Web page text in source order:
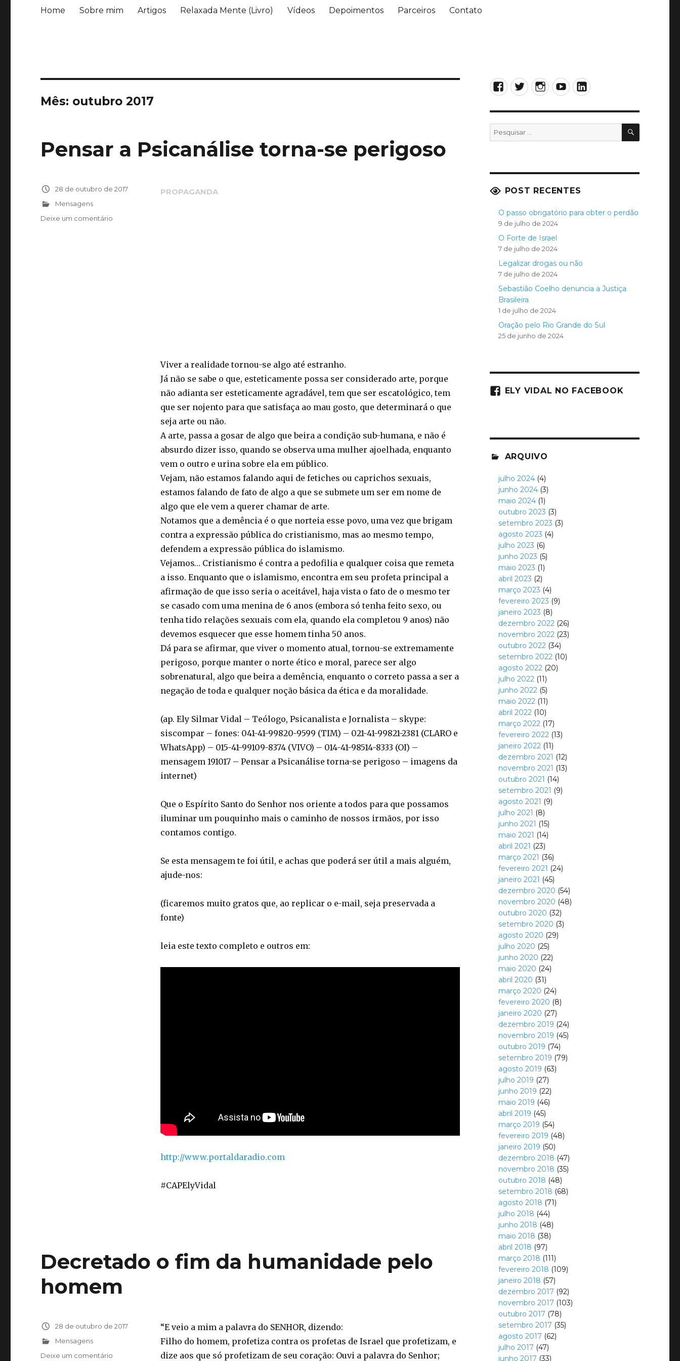
Home Sobre mim Artigos Relaxada Mente (Livro) Vídeos Depoimentos Parceiros Contato
Mês: outubro 2017
Pensar a Psicanálise torna-se perigoso
Viver a realidade tornou-se algo até estranho.
Já não se sabe o que, esteticamente possa ser considerado arte, porque
não adianta ser esteticamente agradável, tem que ser escatológico, tem
que ser nojento para que satisfaça ao mau gosto, que determinará o que
seja arte ou não.
A arte, passa a gosar de algo que beira a condição sub-humana, e não é
absurdo dizer isso, quando se observa uma mulher ajoelhada, enquanto
vem o outro e urina sobre ela em público.
Vejam, não estamos falando aqui de fetiches ou caprichos sexuais,
estamos falando de fato de algo a que se submete um ser em nome de
algo que ele vem a querer chamar de arte.
Notamos que a demência é o que norteia esse povo, uma vez que brigam
contra a expressão pública do cristianismo, mas ao mesmo tempo,
defendem a expressão pública do islamismo.
Vejamos… Cristianismo é contra a pedofilia e qualquer coisa que remeta
a isso. Enquanto que o islamismo, encontra em seu profeta principal a
afirmação de que isso seria o aceitável, haja vista o fato de o mesmo ter
se casado com uma menina de 6 anos (embora só tenha feito sexo, ou
tenha tido relações sexuais com ela, quando ela completou 9 anos) não
devemos esquecer que esse homem tinha 50 anos.
Dá para se afirmar, que viver o momento atual, tornou-se extremamente
perigoso, porque manter o norte ético e moral, parece ser algo
sobrenatural, algo que beira a demência, enquanto o correto passa a ser a
negação de toda e qualquer noção básica da ética e da moralidade.
(ap. Ely Silmar Vidal – Teólogo, Psicanalista e Jornalista – skype:
siscompar – fones: 041-41-99820-9599 (TIM) – 021-41-99821-2381 (CLARO e
WhatsApp) – 015-41-99109-8374 (VIVO) – 014-41-98514-8333 (OI) –
mensagem 191017 – Pensar a Psicanálise torna-se perigoso – imagens da
internet)
Que o Espírito Santo do Senhor nos oriente a todos para que possamos
iluminar um pouquinho mais o caminho de nossos irmãos, por isso
contamos contigo.
Se esta mensagem te foi útil, e achas que poderá ser útil a mais alguém,
ajude-nos:
(ficaremos muito gratos que, ao replicar o e-mail, seja preservada a
fonte)
leia este texto completo e outros em:
http://www.portaldaradio.com
#CAPElyVidal
Publicado
em
28 de outubro de 2017
Categorias
Mensagens
Deixe um comentário
Decretado o fim da humanidade pelo
homem
“E veio a mim a palavra do SENHOR, dizendo:
Filho do homem, profetiza contra os profetas de Israel que profetizam, e
dize aos que só profetizam de seu coração: Ouvi a palavra do Senhor;
Publicado
em
28 de outubro de 2017
Categorias
Mensagens
Deixe um comentário
Facebook
TwitterInstagram
YouTubeLinkedIn
Pesquisar
por:
POST RECENTES
O passo obrigatório para obter o perdão
9 de julho de 2024
O Forte de Israel
7 de julho de 2024
Legalizar drogas ou não
7 de julho de 2024
Sebastião Coelho denuncia a Justiça
Brasileira
1 de julho de 2024
Oração pelo Rio Grande do Sul
25 de junho de 2024
ELY VIDAL NO FACEBOOK
ARQUIVO
julho 2024 (4)
junho 2024 (3)
maio 2024 (1)
outubro 2023 (3)
setembro 2023 (3)
agosto 2023 (4)
julho 2023 (6)
junho 2023 (5)
maio 2023 (1)
abril 2023 (2)
março 2023 (4)
fevereiro 2023 (9)
janeiro 2023 (8)
dezembro 2022 (26)
novembro 2022 (23)
outubro 2022 (34)
setembro 2022 (10)
agosto 2022 (20)
julho 2022 (11)
junho 2022 (5)
maio 2022 (11)
abril 2022 (10)
março 2022 (17)
fevereiro 2022 (13)
janeiro 2022 (11)
dezembro 2021 (12)
novembro 2021 (13)
outubro 2021 (14)
setembro 2021 (9)
agosto 2021 (9)
julho 2021 (8)
junho 2021 (15)
maio 2021 (14)
abril 2021 (23)
março 2021 (36)
fevereiro 2021 (24)
janeiro 2021 (45)
dezembro 2020 (54)
novembro 2020 (48)
outubro 2020 (32)
setembro 2020 (3)
agosto 2020 (29)
julho 2020 (25)
junho 2020 (22)
maio 2020 (24)
abril 2020 (31)
março 2020 (24)
fevereiro 2020 (8)
janeiro 2020 (27)
dezembro 2019 (24)
novembro 2019 (45)
outubro 2019 (74)
setembro 2019 (79)
agosto 2019 (63)
julho 2019 (27)
junho 2019 (22)
maio 2019 (46)
abril 2019 (45)
março 2019 (54)
fevereiro 2019 (48)
janeiro 2019 (50)
dezembro 2018 (47)
novembro 2018 (35)
outubro 2018 (48)
setembro 2018 (68)
agosto 2018 (71)
julho 2018 (44)
junho 2018 (48)
maio 2018 (38)
abril 2018 (97)
março 2018 (111)
fevereiro 2018 (109)
janeiro 2018 (57)
dezembro 2017 (92)
novembro 2017 (103)
outubro 2017 (78)
setembro 2017 (35)
agosto 2017 (62)
julho 2017 (47)
junho 2017 (33)